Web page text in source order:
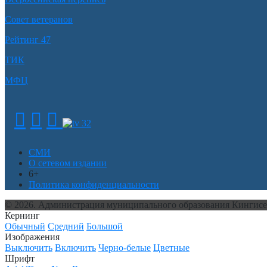
Совет ветеранов
Рейтинг 47
ТИК
МФЦ
СМИ
О сетевом издании
6+
Политика конфиденциальности
© 2026. Администрация муниципального образования
Кернинг
Обычный Средний Большой
Изображения
Выключить Включить Черно-белые Цветные
Шрифт